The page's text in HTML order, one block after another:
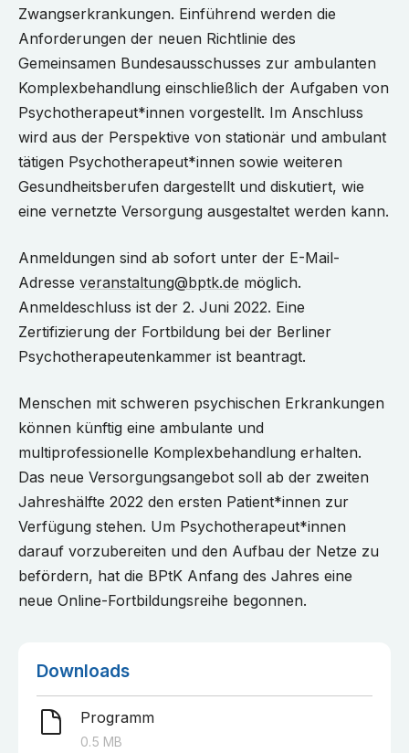
Zwangserkrankungen. Einführend werden die
Anforderungen der neuen Richtlinie des
Gemeinsamen Bundesausschusses zur ambulanten
Komplexbehandlung einschließlich der Aufgaben von
Psychotherapeut*innen vorgestellt. Im Anschluss
wird aus der Perspektive von stationär und ambulant
tätigen Psychotherapeut*innen sowie weiteren
Gesundheitsberufen dargestellt und diskutiert, wie
eine vernetzte Versorgung ausgestaltet werden kann.
Anmeldungen sind ab sofort unter der E-Mail-
Adresse veranstaltung@bptk.de möglich.
Anmeldeschluss ist der 2. Juni 2022. Eine
Zertifizierung der Fortbildung bei der Berliner
Psychotherapeutenkammer ist beantragt.
Menschen mit schweren psychischen Erkrankungen
können künftig eine ambulante und
multiprofessionelle Komplexbehandlung erhalten.
Das neue Versorgungsangebot soll ab der zweiten
Jahreshälfte 2022 den ersten Patient*innen zur
Verfügung stehen. Um Psychotherapeut*innen
darauf vorzubereiten und den Aufbau der Netze zu
befördern, hat die BPtK Anfang des Jahres eine
neue Online-Fortbildungsreihe begonnen.
Downloads
Programm
0.5 MB